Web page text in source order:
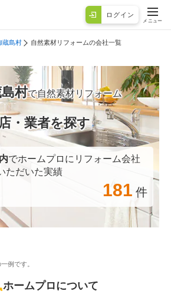
ログイン
メニュー
蔵島村 自然素材リフォームの会社一覧
村で自然素材リフォーム
・業者を探す
でホームプロにリフォーム会社
ただいた実績
181 件
例です。
ホームプロについて